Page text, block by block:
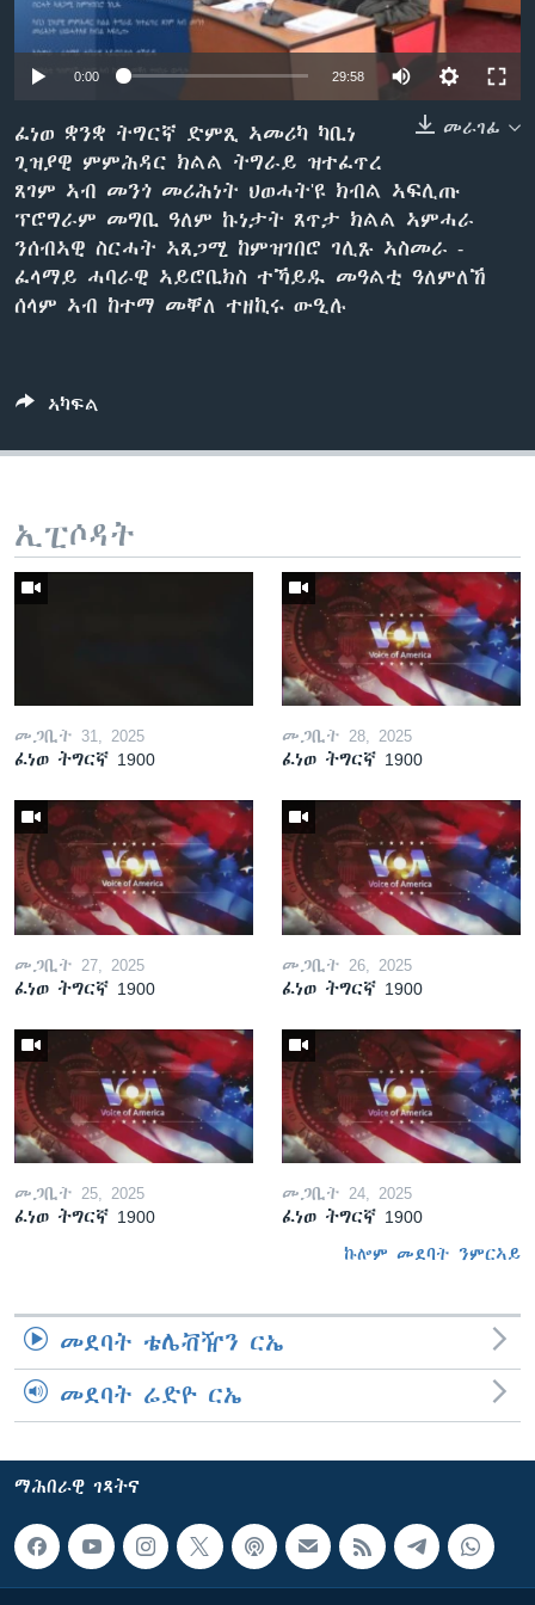
ቂሔ ጽልሚ
ቋንቋታት
0:00 29:58
መራገፊ
ፈነወ ቋንቋ ትግርኛ ድምጺ ኣመሪካ ካቢነ
ጊዝያዊ ምምሕዳር ክልል ትግራይ ዝተፈጥረ
ጸገም ኣብ መንጎ መሪሕነት ህወሓት'ዩ ክብል ኣፍሊጡ
ፕሮግራም መግቢ ዓለም ኩነታት ጸጥታ ክልል ኣምሓራ
ንሰብኣዊ ስርሓት ኣጸጋሚ ከምዝገበሮ ገሊጹ ኣስመራ -
ፈላማይ ሓባራዊ ኣይሮቢክስ ተኻይዱ መዓልቲ ዓለምለኸ
ሰላም ኣብ ከተማ መቐለ ተዘኪሩ ውዒሉ
ኣካፍል
ኢፒሶዳት
መጋቢት 31, 2025
ፈነወ ትግርኛ 1900
መጋቢት 28, 2025
ፈነወ ትግርኛ 1900
መጋቢት 27, 2025
ፈነወ ትግርኛ 1900
መጋቢት 26, 2025
ፈነወ ትግርኛ 1900
መጋቢት 25, 2025
ፈነወ ትግርኛ 1900
መጋቢት 24, 2025
ፈነወ ትግርኛ 1900
ኩሎም መደባት ንምርኣይ
መደባት ቴሌቭዥን ርኤ
መደባት ሬድዮ ርኤ
ማሕበራዊ ገጻትና